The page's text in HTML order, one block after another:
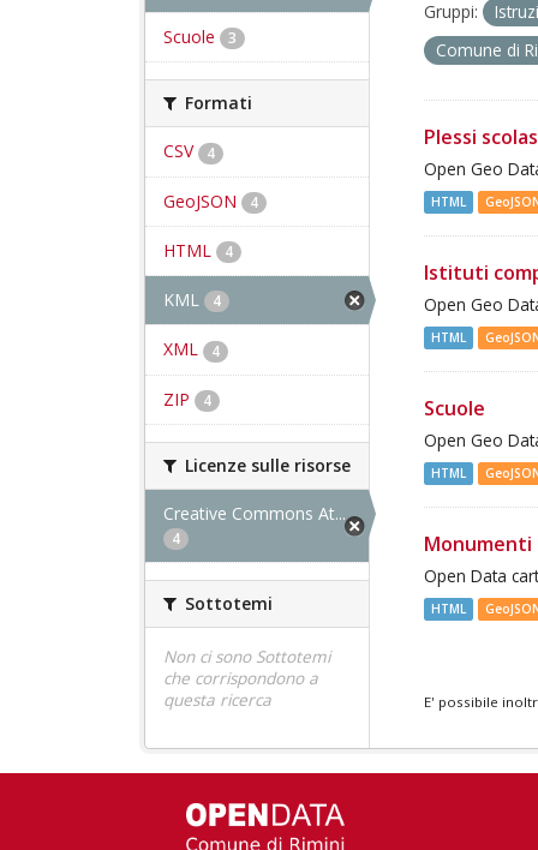
Scuole 3
Formati
CSV 4
GeoJSON 4
HTML 4
KML 4
XML 4
ZIP 4
Licenze sulle risorse
Creative Commons At...
4
Sottotemi
Non ci sono Sottotemi
che corrispondono a
questa ricerca
Gruppi:
Comune di
Plessi
Open Geo
HTML
Istituti
Open Geo
HTML
Scuole
Open Geo
HTML
Monumenti
Open Data
HTML
E' possibile